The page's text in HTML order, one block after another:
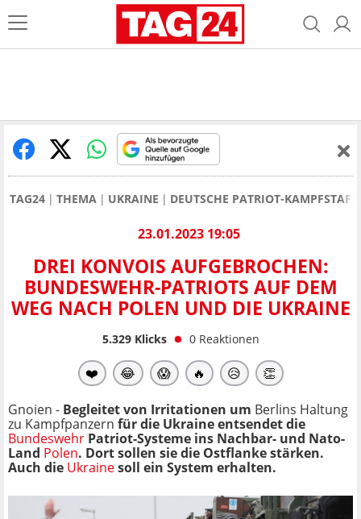
TAG24 THEMA UKRAINE DEUTSCHE PATRIOT-
23.01.2023 19:05
DREI KONVOIS AUFGEBROCHEN:
BUNDESWEHR-PATRIOTS AUF DEM
WEG NACH POLEN UND DIE UKRAINE
5.329Klicks 0 Reaktionen
❤️ 😂 😱 🔥 😥 👏
Gnoien - Begleitet von Irritationen um Berlins Haltung
zu Kampfpanzern für die Ukraine entsendet die
Bundeswehr Patriot-Systeme ins Nachbar- und Nato-
Land Polen. Dort sollen sie die Ostflanke stärken.
Auch die Ukrainesoll ein System erhalten.